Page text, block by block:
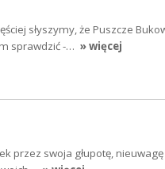
słyszymy, że Puszcze
sprawdzić -… » więcej
przez swoja głupotę,